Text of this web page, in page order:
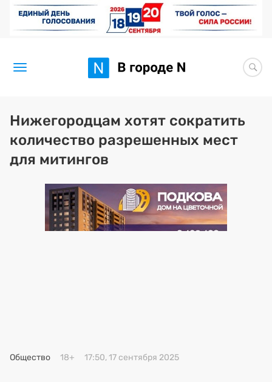
Новости
Статьи
BORЩ
Искусство исцелять
Нижегородцам хотят сократить
количество разрешенных мест
для митингов
Общество 18+ 17:50, 17 сентября 2025